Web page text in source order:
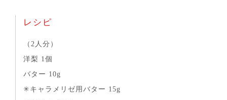
レシピ
（2人分）
洋梨 1個
バター 10g
✳︎キャラメリゼ用バター 15g